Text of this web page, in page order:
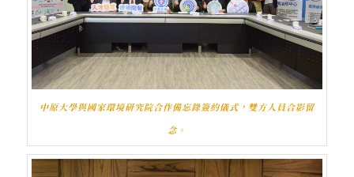
中原大學與國家環境研究院合作備忘錄簽約儀式，雙方人員合影留
念。